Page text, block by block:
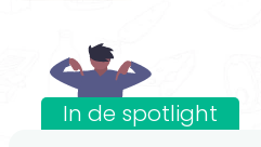
In de spotlight